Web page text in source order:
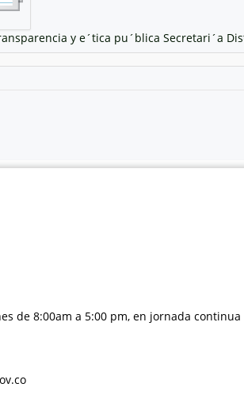
y e´tica pu´blica Secretari´a
de 8:00am a 5:00 pm, en jornada continua